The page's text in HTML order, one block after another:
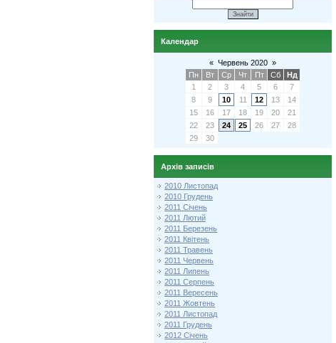
Календар
« Червень 2020 »
Пн
Вт Ср Чт Пт Сб
Нд
1
2 3 4 5 6
7
8
9 10 11 12 13
14
15
16 17 18 19 20
21
22
23 24 25 26 27
28
29
30
Архів записів
2010 Листопад
2010 Грудень
2011 Січень
2011 Лютий
2011 Березень
2011 Квітень
2011 Травень
2011 Червень
2011 Липень
2011 Серпень
2011 Вересень
2011 Жовтень
2011 Листопад
2011 Грудень
2012 Січень